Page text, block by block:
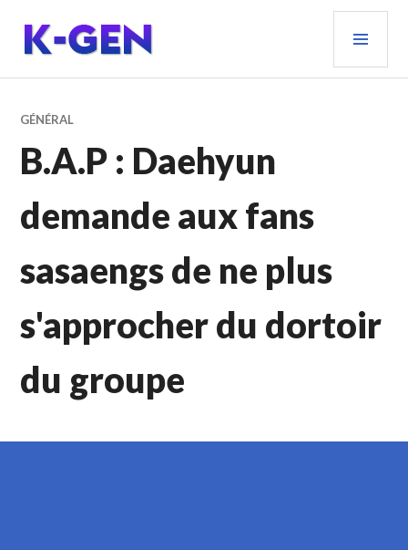
contenu
principal
K-GEN
GÉNÉRAL
B.A.P : Daehyun
demande aux fans
sasaengs de ne plus
s'approcher du dortoir
du groupe